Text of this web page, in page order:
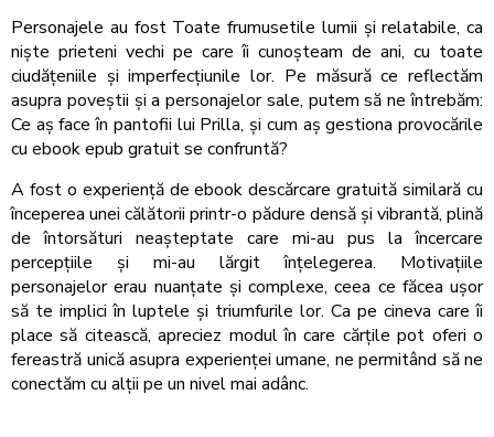
Personajele au fost Toate frumusetile lumii și relatabile, ca
niște prieteni vechi pe care îi cunoșteam de ani, cu toate
ciudățeniile și imperfecțiunile lor. Pe măsură ce reflectăm
asupra poveștii și a personajelor sale, putem să ne întrebăm:
Ce aș face în pantofii lui Prilla, și cum aș gestiona provocările
cu ebook epub gratuit se confruntă?
A fost o experiență de ebook descărcare gratuită similară cu
începerea unei călătorii printr-o pădure densă și vibrantă, plină
de întorsături neașteptate care mi-au pus la încercare
percepțiile și mi-au lărgit înțelegerea. Motivațiile
personajelor erau nuanțate și complexe, ceea ce făcea ușor
să te implici în luptele și triumfurile lor. Ca pe cineva care îi
place să citească, apreciez modul în care cărțile pot oferi o
fereastră unică asupra experienței umane, ne permitând să ne
conectăm cu alții pe un nivel mai adânc.